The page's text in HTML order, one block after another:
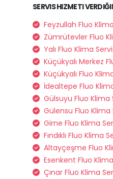
SERVIS HIZMETI
Feyzullah Fluo
Zümrütevler Fluo
Yalı Fluo Klima
Küçükyalı Merkez
Küçükyalı Fluo
İdealtepe Fluo
Gülsuyu Fluo Klima
Gülensu Fluo Klima
Girne Fluo Klima
Fındıklı Fluo Klima
Altayçeşme Fluo
Esenkent Fluo
Çınar Fluo Klima